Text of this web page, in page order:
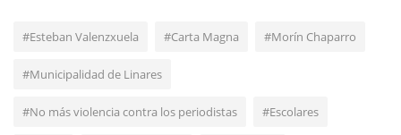
#Esteban Valenzxuela #Carta Magna #Morín Chaparro
#Municipalidad de Linares
#No más violencia contra los periodistas #Escolares